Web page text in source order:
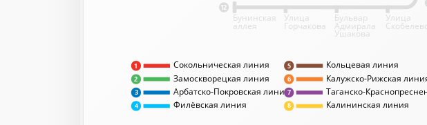
Сокольническая линия
Замоскворецкая линия
Арбатско-Покровская линия
Филёвская линия
Кольцевая линия
Калужско-Рижская
Таганско-
Калининская линия
2
3
8
7
6
5
4
1
12
Улица
Бульвар
Адмирала
Ушакова
Улица
Горчакова
Бунинская
аллея